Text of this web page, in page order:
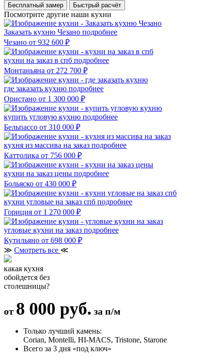
Бесплатный замер Быстрый расчёт
Посмотрите другие наши кухни
Заказать кухню Чезано подробнее
Чезано от 932 600 ₽
кухни на заказ в спб подробнее
Монтаньяна от 272 700 ₽
где заказать кухню подробнее
Ористано от 1 300 000 ₽
купить угловую кухню подробнее
Бельпассо от 310 000 ₽
кухня из массива на заказ подробнее
Каттолика от 756 000 ₽
кухни на заказ цены подробнее
Больяско от 430 000 ₽
кухни угловые на заказ спб подробнее
Гориция от 1 270 000 ₽
угловые кухни на заказ подробнее
Кутильяно от 698 000 ₽
≫ Смотреть все ≪
какая кухня
обойдется без
столешницы?
от 8 000 руб. за п/м
Только лучший камень:
Corian, Montelli, HI-MACS, Tristone, Starone
Всего за 3 дня «под ключ»